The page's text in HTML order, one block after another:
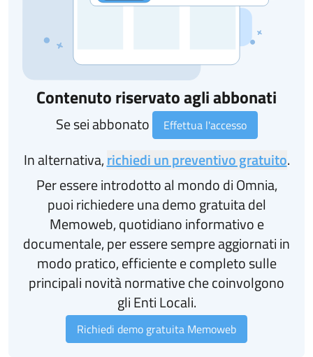
Contenuto riservato agli abbonati
Se sei abbonato Effettua l'accesso
In alternativa,richiedi un preventivo gratuito.
Per essere introdotto al mondo di Omnia,
puoi richiedere una demo gratuita del
Memoweb, quotidiano informativo e
documentale, per essere sempre aggiornati in
modo pratico, efficiente e completo sulle
principali novità normative che coinvolgono
gli Enti Locali.
Richiedi demo gratuita Memoweb